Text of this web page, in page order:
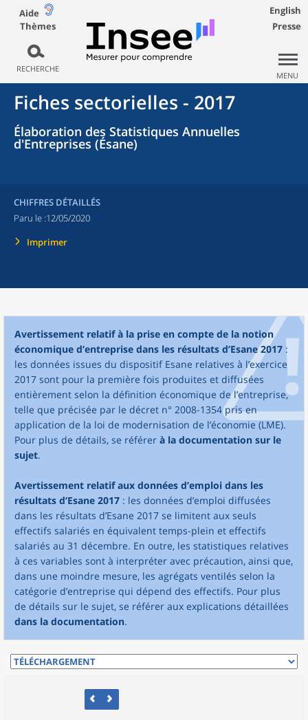
Aide
Thèmes
RECHERCHE
English
Presse
MENU
Fiches sectorielles - 2017
Élaboration des Statistiques Annuelles
d'Entreprises (Ésane)
CHIFFRES DÉTAILLÉS
Paru le :12/05/2020
Imprimer
Avertissement relatif à la prise en compte de la notion
économique d’entreprise dans les résultats d’Esane 2017 :
les données issues du dispositif Esane relatives à l’exercice
2017 sont pour la première fois produites et diffusées
entièrement selon la définition économique de l’entreprise,
telle que précisée par le décret n° 2008-1354 pris en
application de la loi de modernisation de l’économie (LME).
Pour plus de détails, se référer à la documentation sur le
sujet.
Avertissement relatif aux données d’emploi dans les
résultats d’Esane 2017 : les données d’emploi diffusées
dans les résultats d’Esane 2017 se limitent aux seuls
effectifs salariés en équivalent temps-plein et effectifs
salariés au 31 décembre. En outre, les statistiques relatives
à ces variables sont à interpréter avec précaution, ainsi que,
dans une moindre mesure, les agrégats ventilés selon la
catégorie d’entreprise qui dépend des effectifs. Pour plus
de détails sur le sujet, se référer aux explications détaillées
dans la documentation.